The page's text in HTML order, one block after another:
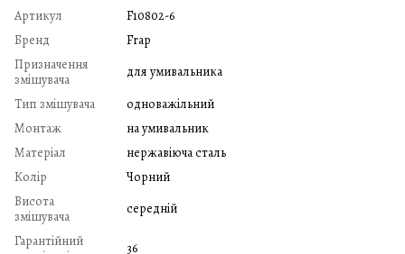
Артикул
F10802-6
Бренд
Frap
Призначення
змішувача
для умивальника
Тип змішувача
одноважільний
Монтаж
на умивальник
Матеріал
нержавіюча сталь
Колір
Чорний
Висота
змішувача
середній
Гарантійний
36